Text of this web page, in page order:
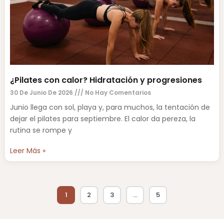
¿Pilates con calor? Hidratación y progresiones
30 De Junio De 2026 No Hay Comentarios
Junio llega con sol, playa y, para muchos, la tentación de
dejar el pilates para septiembre. El calor da pereza, la
rutina se rompe y
Leer Más »
1 2 3 … 5